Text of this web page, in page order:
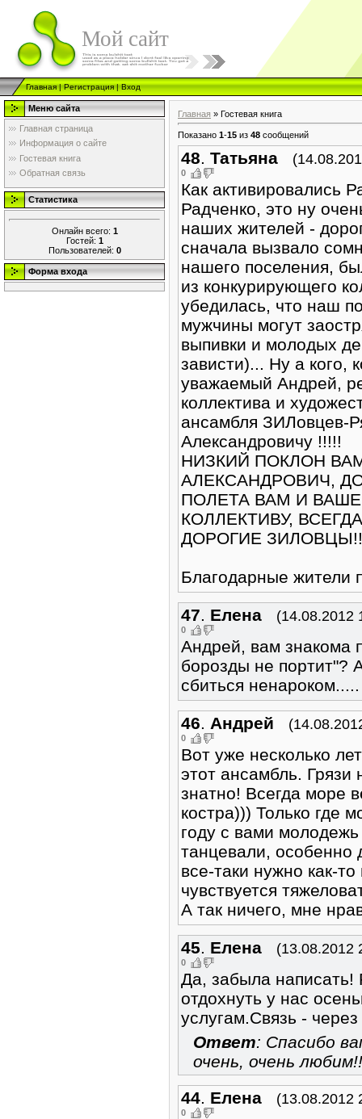
Мой сайт
Главная|Регистрация|Вход
Меню сайта
Главная страница
Информация о сайте
Гостевая книга
Обратная связь
Статистика
Онлайн всего: 1
Гостей: 1
Пользователей: 0
Форма входа
Главная » Гостевая книга
Показано 1-15 из 48 сообщений
48. Татьяна
0
Как активировались
Радченко, это ну
наших жителей -
сначала вызвало
нашего поселения,
из конкурирующего
убедилась, что наш
мужчины могут
выпивки и молодых
зависти)... Ну а кого,
уважаемый Андрей,
коллектива и
ансамбля ЗИЛовцев-
Александровичу !!!!!
НИЗКИЙ ПОКЛОН
АЛЕКСАНДРОВИЧ,
ПОЛЕТА ВАМ И
КОЛЛЕКТИВУ,
ДОРОГИЕ
Благодарные жители
47. Елена (14.08.2012
0
Андрей, вам знакома
борозды не портит"?
сбиться ненароком.....
46. Андрей
0
Вот уже несколько
этот ансамбль.
знатно! Всегда море
костра))) Только где
году с вами
танцевали,
все-таки нужно как-
чувствуется
А так ничего, мне
45. Елена (13.08.2012
0
Да, забыла написать!
отдохнуть у нас
услугам.Связь -
Ответ: Спасибо
очень, очень
44. Елена (13.08.2012
0